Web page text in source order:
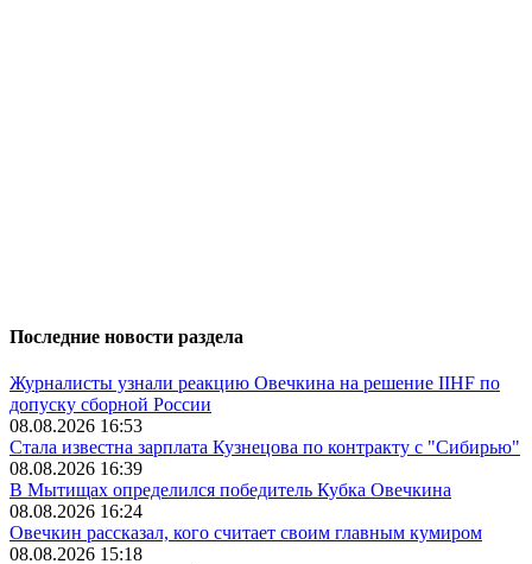
Последние новости раздела
Журналисты узнали реакцию Овечкина на решение IIHF по
допуску сборной России
08.08.2026 16:53
Стала известна зарплата Кузнецова по контракту с "Сибирью"
08.08.2026 16:39
В Мытищах определился победитель Кубка Овечкина
08.08.2026 16:24
Овечкин рассказал, кого считает своим главным кумиром
08.08.2026 15:18